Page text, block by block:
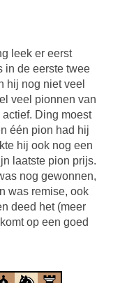
leek er eerst
in de eerste twee
hij nog niet veel
veel pionnen van
Ding moest
één pion had hij
hij ook nog een
laatste pion prijs.
nog gewonnen,
was remise, ook
deed het (meer
op een goed